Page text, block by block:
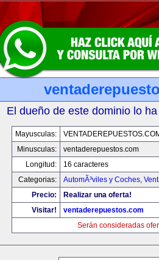
El dueño de este dominio lo
Mayusculas:
Minusculas:
ventaderepuestos.com
Longitud:
16 caracteres
Categorias:
AutomÃ³viles y Coches,
Precio:
Realizar una oferta!
Visitar!
ventaderepuestos.com
Serán consideradas